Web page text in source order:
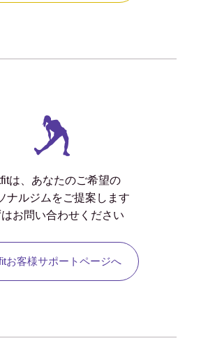
は、あなたのご希望の
ナルジムをご提案します
はお問い合わせください
お客様サポートページへ